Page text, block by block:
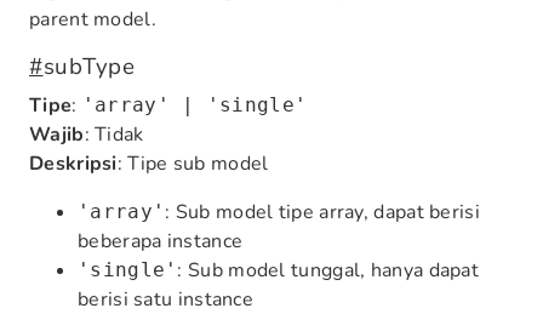
parent model.
#subType
Tipe: 'array' | 'single'
Wajib: Tidak
Deskripsi: Tipe sub model
'array' : Sub model tipe array, dapat berisi
beberapa instance
'single' : Sub model tunggal, hanya dapat
berisi satu instance